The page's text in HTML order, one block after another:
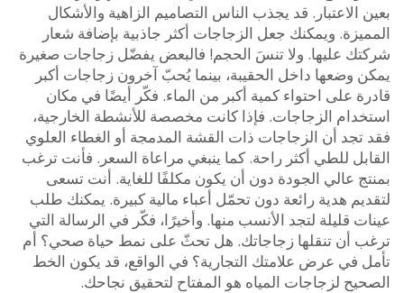
الاعتبار. قد يجذب الناس التصاميم الزاهية والأشكال
ويمكنك جعل الزجاجات أكثر جاذبية بإضافة شعار
عليها. ولا تنسَ الحجم! فالبعض يفضّل زجاجات صغيرة
وضعها داخل الحقيبة، بينما يُحبّ آخرون زجاجات أكبر
على احتواء كمية أكبر من الماء. فكّر أيضًا في مكان
الزجاجات. فإذا كانت مخصصة للأنشطة الخارجية،
أن الزجاجات ذات القشة المدمجة أو الغطاء العلوي
للطي أكثر راحة. كما ينبغي مراعاة السعر. فأنت ترغب
عالي الجودة دون أن يكون مكلفًا للغاية. أنت تسعى
هدية رائعة دون تحمّل أعباء مالية كبيرة. يمكنك طلب
قليلة لتجد الأنسب منها. وأخيرًا، فكّر في الرسالة التي
أن تنقلها زجاجاتك. هل تحثّ على نمط حياة صحي؟ أم
في عرض علامتك التجارية؟ في الواقع، قد يكون الخط
لزجاجات المياه هو المفتاح لتحقيق نجاحك.